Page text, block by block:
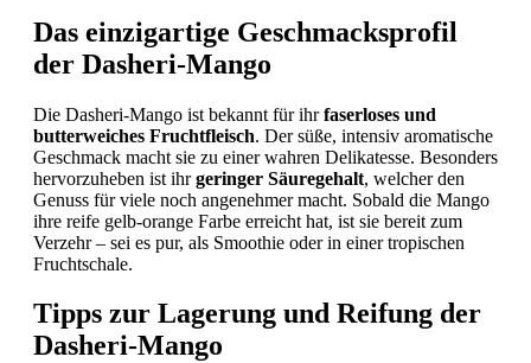
Das einzigartige Geschmacksprofil
der Dasheri-Mango
Die Dasheri-Mango ist bekannt für ihrfaserloses und
butterweiches Fruchtfleisch. Der süße, intensiv aromatische
Geschmack macht sie zu einer wahren Delikatesse. Besonders
hervorzuheben ist ihrgeringer Säuregehalt, welcher den
Genuss für viele noch angenehmer macht. Sobald die Mango
ihre reife gelb-orange Farbe erreicht hat, ist sie bereit zum
Verzehr – sei es pur, als Smoothie oder in einer tropischen
Fruchtschale.
Tipps zur Lagerung und Reifung der
Dasheri-Mango